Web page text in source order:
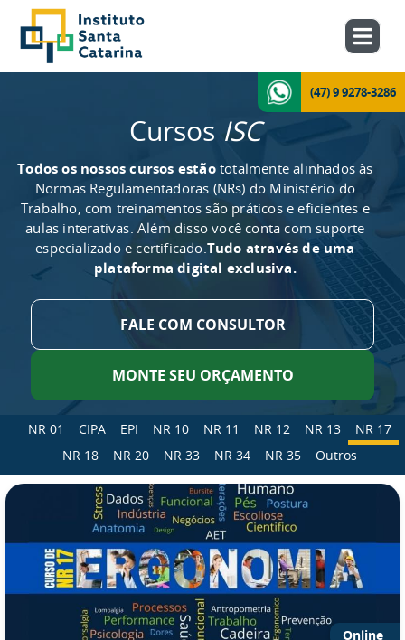
(47) 9 9278-3286
Cursos ISC
Todos os nossos cursos estãototalmente alinhados às
Normas Regulamentadoras (NRs) do Ministério do
Trabalho, com treinamentos são práticos e eficientes e
aulas interativas. Além disso você conta com suporte
especializado e certificado.Tudo através de uma
plataforma digital exclusiva.
FALE COM CONSULTOR
MONTE SEU ORÇAMENTO
NR 01 CIPA EPI NR 10 NR 11 NR 12 NR 13
NR 17
NR 18
NR 20 NR 33 NR 34 NR 35 Outros
Online